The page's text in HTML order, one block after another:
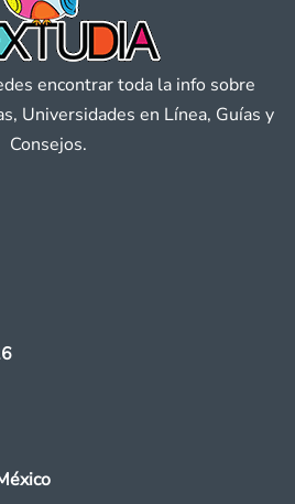
encontrar toda la info sobre
Universidades en Línea, Guías y
Consejos.